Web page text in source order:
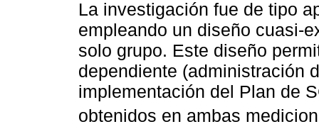
La investigación fue de tipo
empleando un diseño cuasi-
solo grupo. Este diseño
dependiente (administración
implementación del Plan de
obtenidos en ambas